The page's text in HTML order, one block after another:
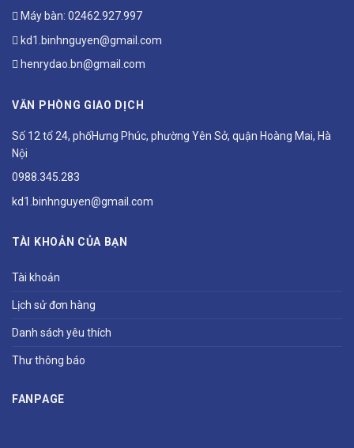
Máy bàn: 02462.927.997
kd1.binhnguyen@gmail.com
henrydao.bn@gmail.com
VĂN PHÒNG GIAO DỊCH
Số 12 tổ 24, phốHưng Phúc, phường Yên Sở, quận Hoàng Mai, Hà
Nội
0988.345.283
kd1.binhnguyen@gmail.com
TÀI KHOẢN CỦA BẠN
Tài khoản
Lịch sử đơn hàng
Danh sách yêu thích
Thư thông báo
FANPAGE